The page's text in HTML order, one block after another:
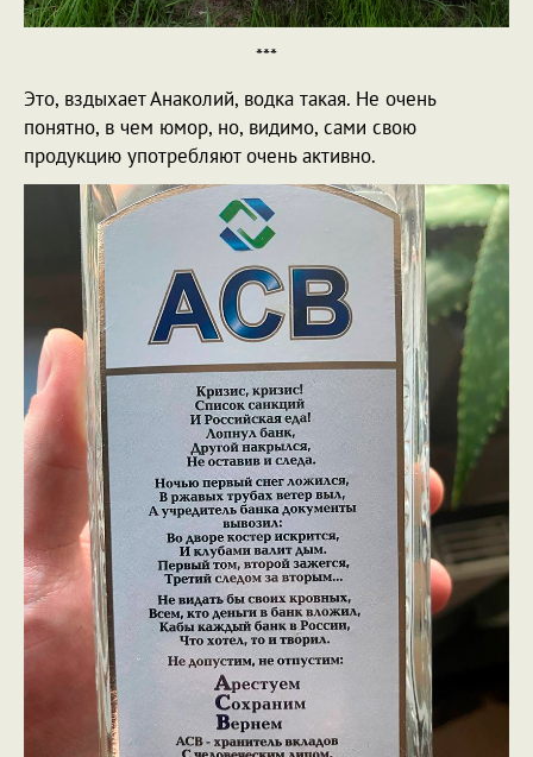
***
Это, вздыхает Анаколий, водка такая. Не очень
понятно, в чем юмор, но, видимо, сами свою
продукцию употребляют очень активно.